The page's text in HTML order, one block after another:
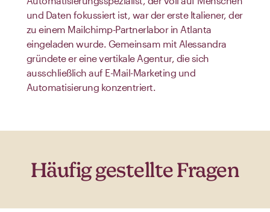
und Daten fokussiert ist, war der erste Italiener, der
zu einem Mailchimp-Partnerlabor in Atlanta
eingeladen wurde. Gemeinsam mit Alessandra
gründete er eine vertikale Agentur, die sich
ausschließlich auf E-Mail-Marketing und
Automatisierung konzentriert.
Häufig gestellte Fragen